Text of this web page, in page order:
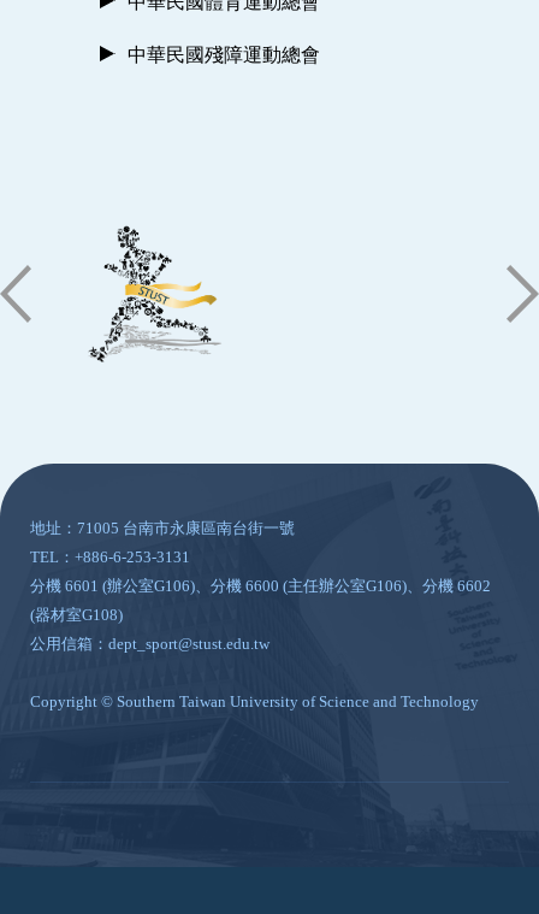
中華民國殘障運動總會
地址：71005 台南市永康區南台街一號
TEL：+886-6-253-3131
分機 6601 (辦公室G106)、分機 6600 (主任辦公室G106)、分機 6602
(器材室G108)
公用信箱：dept_sport@stust.edu.tw
Copyright © Southern Taiwan University of Science and Technology